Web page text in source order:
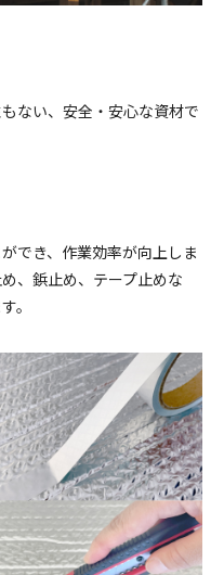
ない、安全・安心な資材で
でき、作業効率が向上しま
、鋲止め、テープ止めな
。